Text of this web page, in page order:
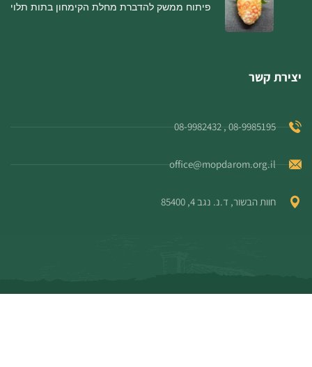
פיתוח ממשק להדברת מחלת הקימחון בתות תלוי
יצירת קשר
08-9985195 , 08-9982432
office@mopdarom.org.il
חוות הבשור, ד.נ. נגב 4, 85400